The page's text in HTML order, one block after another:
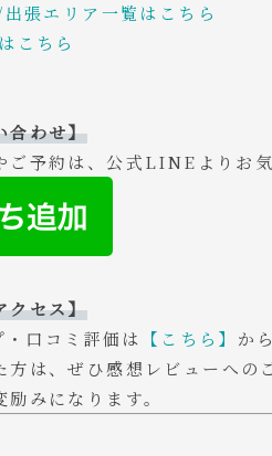
張エリア一覧はこちら
こちら
合わせ】
ご予約は、公式LINEよりお
クセス】
口コミ評価は 【こちら】 か
方は、ぜひ感想レビューへの
みになります。